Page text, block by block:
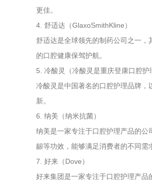
更佳。
4. 舒适达（GlaxoSmithKline）
舒适达是全球领先的制药公司之一
的口腔健康保驾护航。
5. 冷酸灵（冷酸灵是重庆登康口腔
冷酸灵是中国著名的口腔护理品牌
新。
6. 纳美（纳米抗菌）
纳美是一家专注于口腔护理产品的
龈等功效，能够满足消费者的不同需
7. 好来（Dove）
好来集团是一家专注于口腔护理产